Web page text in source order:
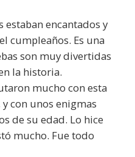
estaban encantados y
cumpleaños. Es una
son muy divertidas
la historia.
mucho con esta
con unos enigmas
de su edad. Lo hice
mucho. Fue todo